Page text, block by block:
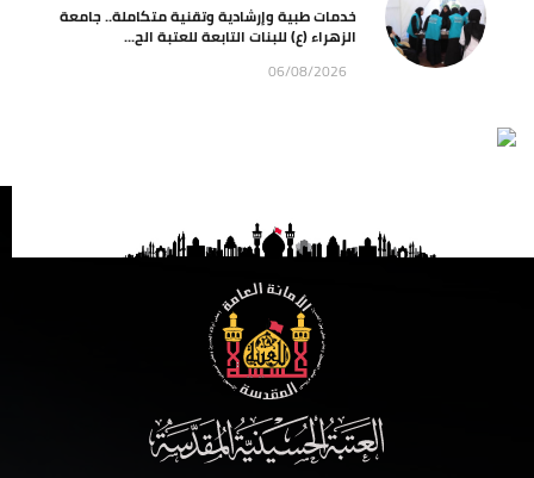
خدمات طبية وإرشادية وتقنية متكاملة.. جامعة
الزهراء (ع) للبنات التابعة للعتبة الح...
06/08/2026